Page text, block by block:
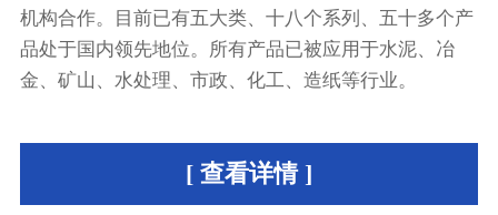
机构合作。目前已有五大类、十八个系列、五十多个产
品处于国内领先地位。所有产品已被应用于水泥、冶
金、矿山、水处理、市政、化工、造纸等行业。
[ 查看详情 ]